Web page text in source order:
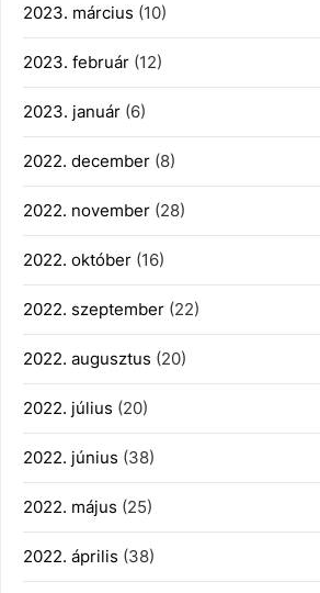
2023. március (10)
2023. február (12)
2023. január (6)
2022. december (8)
2022. november (28)
2022. október (16)
2022. szeptember (22)
2022. augusztus (20)
2022. július (20)
2022. június (38)
2022. május (25)
2022. április (38)